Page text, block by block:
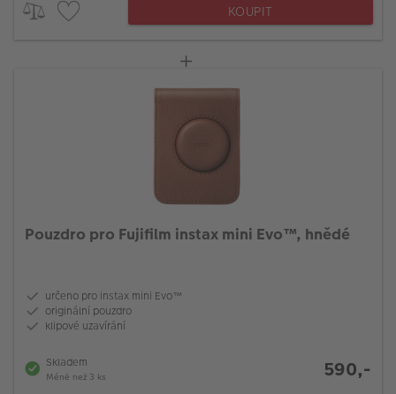
KOUPIT
Pouzdro pro Fujifilm instax mini Evo™, hnědé
určeno pro instax mini Evo™
originální pouzdro
klipové uzavírání
Skladem
Méně než 3 ks 590,-